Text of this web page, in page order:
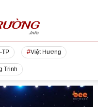
TP Việt Hương
Trinh